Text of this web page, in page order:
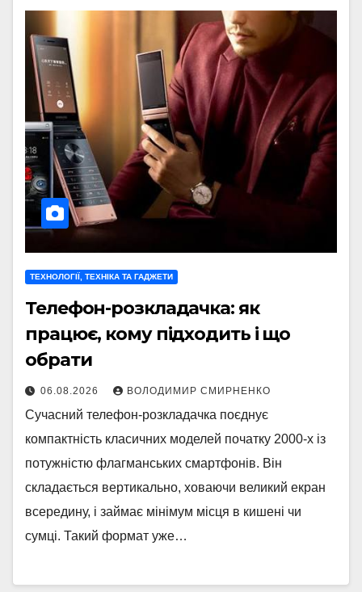
ТЕХНОЛОГІЇ, ТЕХНІКА ТА ГАДЖЕТИ
Телефон-розкладачка: як
працює, кому підходить і що
обрати
06.08.2026 ВОЛОДИМИР СМИРНЕНКО
Сучасний телефон-розкладачка поєднує
компактність класичних моделей початку 2000-х із
потужністю флагманських смартфонів. Він
складається вертикально, ховаючи великий екран
всередину, і займає мінімум місця в кишені чи
сумці. Такий формат уже…